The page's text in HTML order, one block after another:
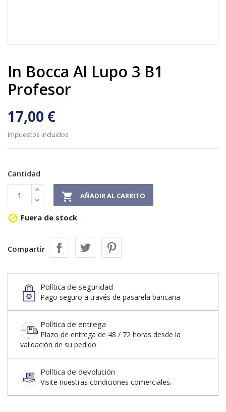
In Bocca Al Lupo 3 B1
Profesor
17,00 €
Impuestos incluidos
Cantidad
 AÑADIR AL CARRITO
 Fuera de stock
Compartir
Política de seguridad
Pago seguro a través de pasarela bancaria
Política de entrega
Plazo de entrega de 48 / 72 horas desde la
validación de su pedido.
Política de devolución
Visite nuestras condiciones comerciales.